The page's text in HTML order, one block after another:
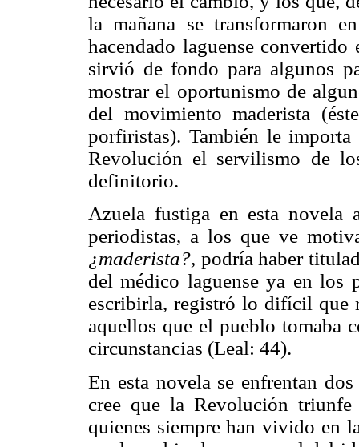
la mañana se transformaron
hacendado laguense
sirvió de fondo para algunos
mostrar el oportunismo de
del movimiento maderista
porfiristas). También le
Revolución el servilismo de
definitorio.
Azuela fustiga en esta novela
periodistas, a los que ve
¿maderista?, podría haber
del médico laguense ya en los
escribirla, registró lo difícil que
aquellos que el pueblo tomaba
circunstancias (Leal: 44).
En esta novela se enfrentan
cree que la Revolución
quienes siempre han vivido en